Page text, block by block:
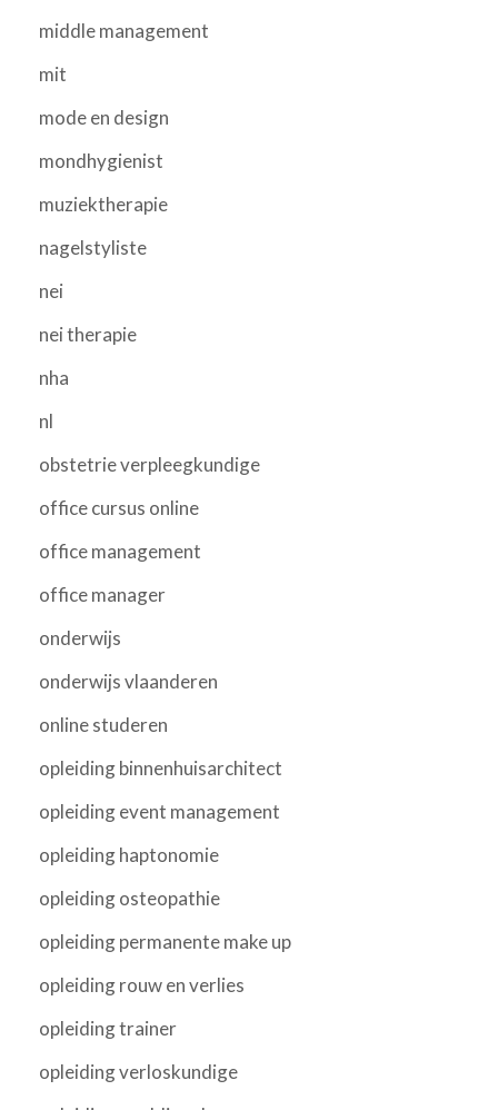
middle management
mit
mode en design
mondhygienist
muziektherapie
nagelstyliste
nei
nei therapie
nha
nl
obstetrie verpleegkundige
office cursus online
office management
office manager
onderwijs
onderwijs vlaanderen
online studeren
opleiding binnenhuisarchitect
opleiding event management
opleiding haptonomie
opleiding osteopathie
opleiding permanente make up
opleiding rouw en verlies
opleiding trainer
opleiding verloskundige